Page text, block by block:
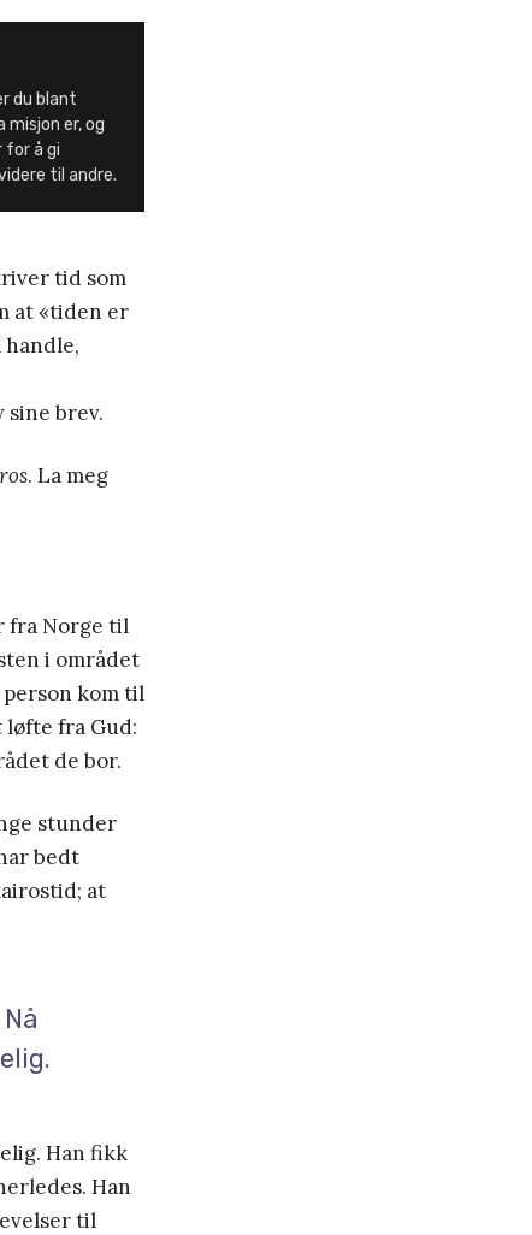
du blant
misjon er, og
for å gi
til andre.
tid som
at «tiden er
sine brev.
. La meg
fra Norge til
i området
person kom til
løfte fra Gud:
de bor.
stunder
bedt
at
Han fikk
Han
til